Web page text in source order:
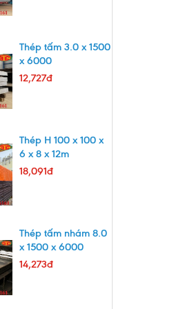
Thép tấm 3.0 x 1500
x 6000
12,727đ
Thép H 100 x 100 x
6 x 8 x 12m
18,091đ
Thép tấm nhám 8.0
x 1500 x 6000
14,273đ